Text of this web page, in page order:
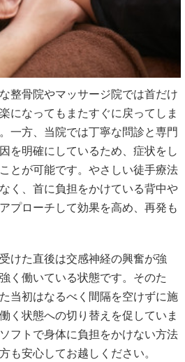
整骨院やマッサージ院では首だけ
になってもまたすぐに戻ってしま
一方、当院では丁寧な問診と専門
を明確にしているため、症状をし
とが可能です。やさしい徒手療法
く、首に負担をかけている背中や
プローチして効果を高め、再発も
けた直後は交感神経の興奮が強
く働いている状態です。そのた
当初はなるべく間隔を空けずに施
く状態への切り替えを促していま
フトで身体に負担をかけない方法
も安心してお越しください。